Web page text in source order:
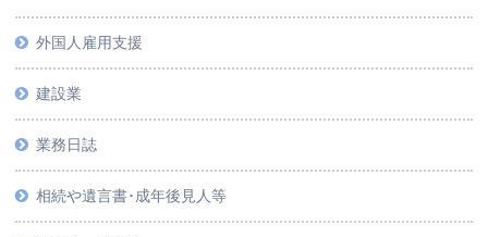
外国人雇用支援
建設業
業務日誌
相続や遺言書･成年後見人等